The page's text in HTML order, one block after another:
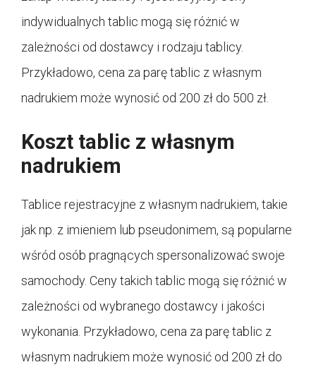
indywidualnych tablic mogą się różnić w
zależności od dostawcy i rodzaju tablicy.
Przykładowo, cena za parę tablic z własnym
nadrukiem może wynosić od 200 zł do 500 zł.
Koszt tablic z własnym
nadrukiem
Tablice rejestracyjne z własnym nadrukiem, takie
jak np. z imieniem lub pseudonimem, są popularne
wśród osób pragnących spersonalizować swoje
samochody. Ceny takich tablic mogą się różnić w
zależności od wybranego dostawcy i jakości
wykonania. Przykładowo, cena za parę tablic z
własnym nadrukiem może wynosić od 200 zł do